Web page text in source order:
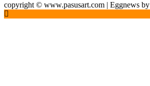
copyright © www.pasusart.com | Eggnews by